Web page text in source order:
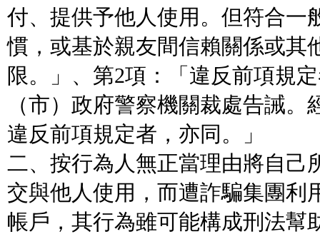
付、提供予他人使用。但符合一
慣，或基於親友間信賴關係或其
限。」、第2項：「違反前項規
（市）政府警察機關裁處告誡
違反前項規定者，亦同。」
二、按行為人無正當理由將自己
交與他人使用，而遭詐騙集團利
帳戶，其行為雖可能構成刑法幫